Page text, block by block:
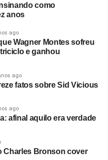
como
anos
ago
Wagner Montes sofreu
e ganhou
ago
fatos sobre Sid Vicious
ago
afinal aquilo era verdade
Charles Bronson cover